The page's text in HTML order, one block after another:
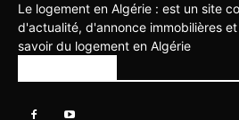
Le logement en Algérie : est un site
d'actualité, d'annonce immobilières
savoir du logement en Algérie